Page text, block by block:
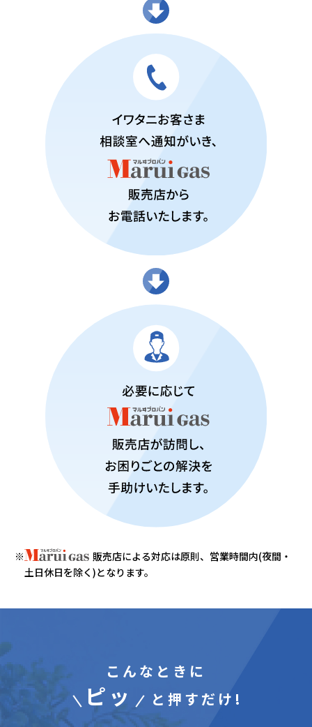
販売店による対応は原則、営業時間内(夜間・
土日休日を除く)となります。
こんなときに
ピッ と押すだけ!